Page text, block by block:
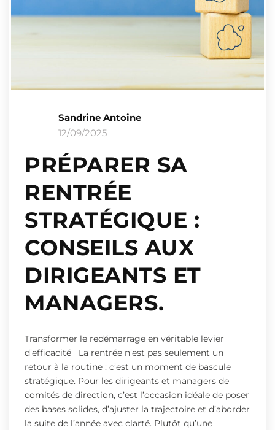
Sandrine Antoine
12/09/2025
PRÉPARER SA
RENTRÉE
STRATÉGIQUE :
CONSEILS AUX
DIRIGEANTS ET
MANAGERS.
Transformer le redémarrage en véritable levier
d’efficacité La rentrée n’est pas seulement un
retour à la routine : c’est un moment de bascule
stratégique. Pour les dirigeants et managers de
comités de direction, c’est l’occasion idéale de poser
des bases solides, d’ajuster la trajectoire et d’aborder
la suite de l’année avec clarté. Plutôt qu’une